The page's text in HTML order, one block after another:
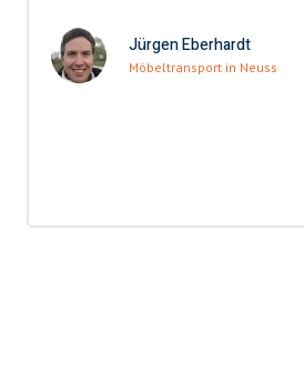
Jürgen Eberhardt
Möbeltransport in Neuss